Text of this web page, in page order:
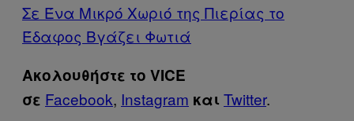
Σε Ένα Μικρό Χωριό της Πιερίας το
Έδαφος Βγάζει Φωτιά
Ακολουθήστε το VICE
σε Facebook, Instagram και Twitter.